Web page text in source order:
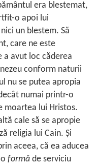
era blestemat,
o apoi lui
un blestem. Să
care ne este
a avut loc căderea
conform naturii
nu se putea apropia
numai printr-o
moartea lui Hristos.
cale să se apropie
religia lui Cain. Şi
aceea, că ea aducea
formă de serviciu